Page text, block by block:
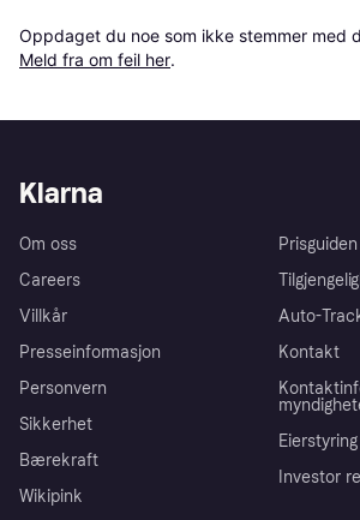
Oppdaget du noe som ikke stemmer med
Meld fra om feil her.
Klarna
Om oss
Careers
Villkår
Presseinformasjon
Personvern
Sikkerhet
Bærekraft
Wikipink
Auto-
Kontakt
Investor